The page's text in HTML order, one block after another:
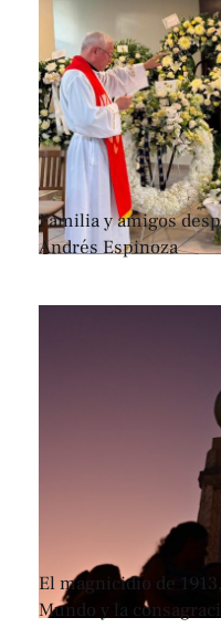
Familia y amigos
Andrés Espinoza
El magnicidio de
Mundo y la